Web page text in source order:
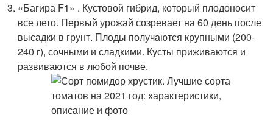
«Багира F1» . Кустовой гибрид, который плодоносит
все лето. Первый урожай созревает на 60 день после
высадки в грунт. Плоды получаются крупными (200-
240 г), сочными и сладкими. Кусты приживаются и
развиваются в любой почве.